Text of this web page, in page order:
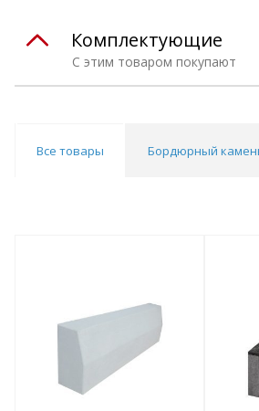
С этим товаром покупают
Комплектующие
Все товары Бордюрный